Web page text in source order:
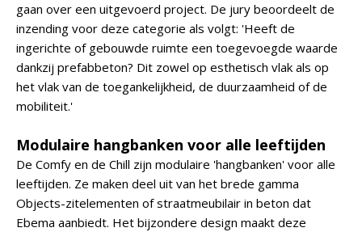
gaan over een uitgevoerd project. De jury beoordeelt de
inzending voor deze categorie als volgt: 'Heeft de
ingerichte of gebouwde ruimte een toegevoegde waarde
dankzij prefabbeton? Dit zowel op esthetisch vlak als op
het vlak van de toegankelijkheid, de duurzaamheid of de
mobiliteit.'
Modulaire hangbanken voor alle leeftijden
De Comfy en de Chill zijn modulaire 'hangbanken' voor alle
leeftijden. Ze maken deel uit van het brede gamma
Objects-zitelementen of straatmeubilair in beton dat
Ebema aanbiedt. Het bijzondere design maakt deze